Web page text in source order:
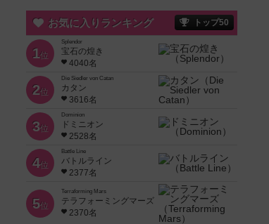
お気に入りランキング トップ50
1位
Splendor
宝石の煌き
4040名
2位
Die Siedler von Catan
カタン
3616名
3位
Dominion
ドミニオン
2528名
4位
Battle Line
バトルライン
2377名
5位
Terraforming Mars
テラフォーミングマーズ
2370名